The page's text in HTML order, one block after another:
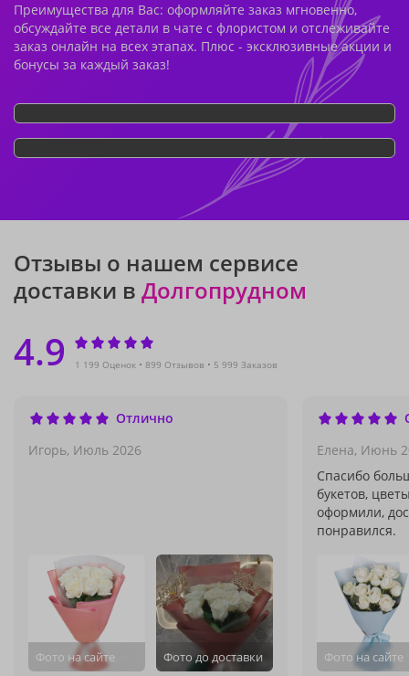
Преимущества для Вас: оформляйте заказ мгновенно,
обсуждайте все детали в чате с флористом и отслеживайте
заказ онлайн на всех этапах. Плюс - эксклюзивные акции и
бонусы за каждый заказ!
Отзывы о нашем сервисе
доставки в Долгопрудном
4.9 1 199 Оценок 899 Отзывов 5 999 Заказов
Отлично
Игорь, Июль 2026
Фото на сайте Фото до доставки
Елена, Июнь
Спасибо
букетов,
оформили,
понравился.
Фото на сайте